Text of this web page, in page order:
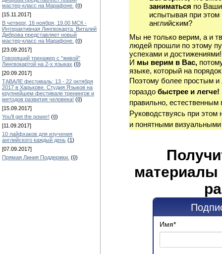
мастер-класс на Марафоне. (0)
[15.11.2017]
В четверг, 16 ноября, 19.00 МСК -
Интерактивная Лингвокарта. Виталий
Диброва представляет новый
мастер-класс на Марафоне. (0)
[23.09.2017]
Говорящий тренажер с "живой"
Лингвокартой на 2-х языках (0)
[20.09.2017]
ТАВАЛЕ фестиваль: 13 - 22 октября
2017 в Харькове. Студия Языков на
крупнейшем фестивале тренингов и
методов развития человека! (0)
[15.09.2017]
You'll get the power! (0)
[11.09.2017]
10 лайфхаков для изучения
английского каждый день (1)
[07.09.2017]
Прямая Линия Поддержки. (0)
заниматься по
испытывая при этом
английским?
Мы не только верим, а и
людей прошли по этому
успехами и достижениями!
И мы верим в Вас,
языке, который на
Поэтому более простым
гораздо быстрее и легче!
правильно, естественным
Руководствуясь при
и понятными
материалы
Имя*